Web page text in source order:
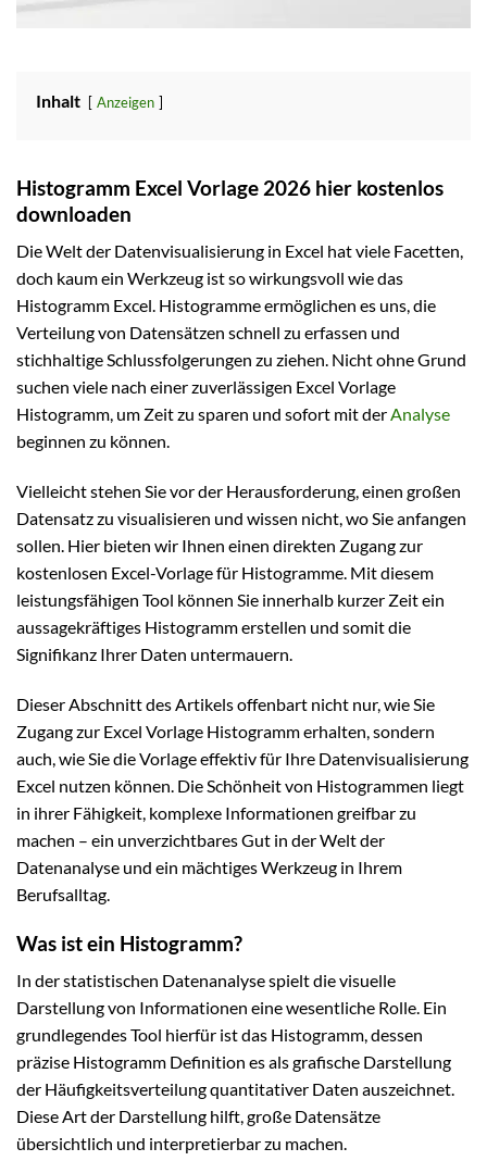
Inhalt Anzeigen
Histogramm Excel Vorlage 2026 hier kostenlos
downloaden
Die Welt der Datenvisualisierung in Excel hat viele Facetten,
doch kaum ein Werkzeug ist so wirkungsvoll wie das
Histogramm Excel. Histogramme ermöglichen es uns, die
Verteilung von Datensätzen schnell zu erfassen und
stichhaltige Schlussfolgerungen zu ziehen. Nicht ohne Grund
suchen viele nach einer zuverlässigen Excel Vorlage
Histogramm, um Zeit zu sparen und sofort mit derAnalyse
beginnen zu können.
Vielleicht stehen Sie vor der Herausforderung, einen großen
Datensatz zu visualisieren und wissen nicht, wo Sie anfangen
sollen. Hier bieten wir Ihnen einen direkten Zugang zur
kostenlosen Excel-Vorlage für Histogramme. Mit diesem
leistungsfähigen Tool können Sie innerhalb kurzer Zeit ein
aussagekräftiges Histogramm erstellen und somit die
Signifikanz Ihrer Daten untermauern.
Dieser Abschnitt des Artikels offenbart nicht nur, wie Sie
Zugang zur Excel Vorlage Histogramm erhalten, sondern
auch, wie Sie die Vorlage effektiv für Ihre Datenvisualisierung
Excel nutzen können. Die Schönheit von Histogrammen liegt
in ihrer Fähigkeit, komplexe Informationen greifbar zu
machen – ein unverzichtbares Gut in der Welt der
Datenanalyse und ein mächtiges Werkzeug in Ihrem
Berufsalltag.
Was ist ein Histogramm?
In der statistischen Datenanalyse spielt die visuelle
Darstellung von Informationen eine wesentliche Rolle. Ein
grundlegendes Tool hierfür ist das Histogramm, dessen
präzise Histogramm Definition es als grafische Darstellung
der Häufigkeitsverteilung quantitativer Daten auszeichnet.
Diese Art der Darstellung hilft, große Datensätze
übersichtlich und interpretierbar zu machen.